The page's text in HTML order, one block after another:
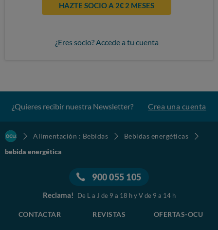
HAZTE SOCIO A 2€ 2 MESES
¿Eres socio? Accede a tu cuenta
¿Quieres recibir nuestra Newsletter? Crea una cuenta
Alimentación : Bebidas
Bebidas energéticas
bebida energética
900 055 105
Reclama! De L a J de 9 a 18 h y V de 9 a 14 h
CONTACTAR REVISTAS OFERTAS-OCU